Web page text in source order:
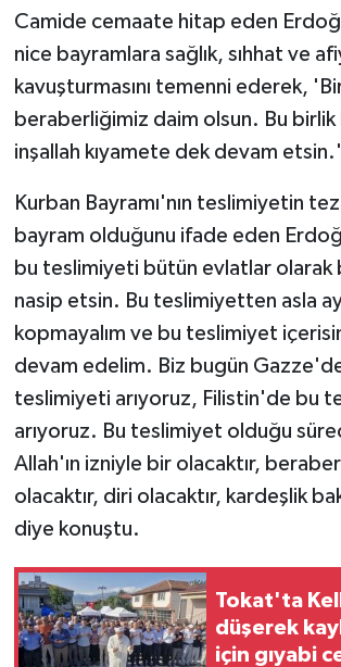
Camide cemaate hitap eden
nice bayramlara sağlık, sıhhat ve
kavuşturmasını temenni ederek,
beraberliğimiz daim olsun. Bu
inşallah kıyamete dek devam
Kurban Bayramı'nın teslimiyetin
bayram olduğunu ifade eden
bu teslimiyeti bütün evlatlar olarak
nasip etsin. Bu teslimiyetten asla
kopmayalım ve bu teslimiyet
devam edelim. Biz bugün
teslimiyeti arıyoruz, Filistin'de bu
arıyoruz. Bu teslimiyet olduğu
Allah'ın izniyle bir olacaktır,
olacaktır, diri olacaktır, kardeşlik
diye konuştu.
Tokat'ta
düşerek
için gıyabi